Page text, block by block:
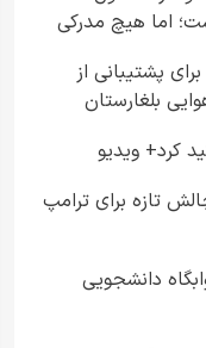
اما هیچ مدرکی
پشتیبانی از
بلغارستان
کرد+ ویدیو
تازه برای ترامپ
دانشجویی